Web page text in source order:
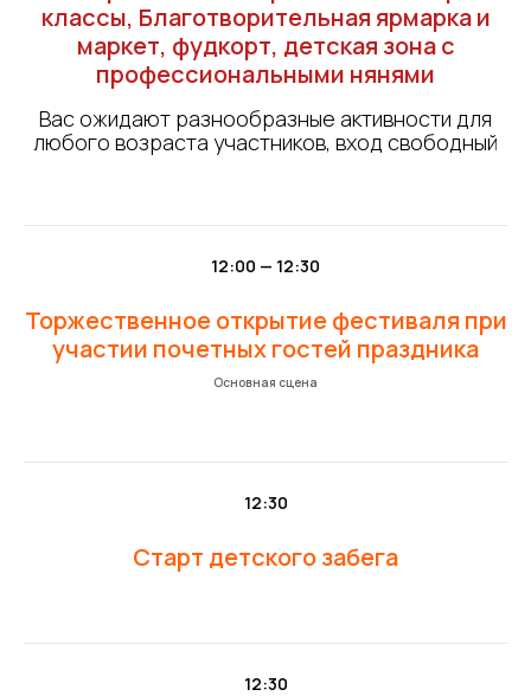
классы, Благотворительная ярмарка и
маркет, фудкорт, детская зона с
профессиональными нянями
Вас ожидают разнообразные активности для
любого возраста участников, вход свободный
12:00 — 12:30
Торжественное открытие фестиваля при
участии почетных гостей праздника
Основная сцена
12:30
Старт детского забега
12:30